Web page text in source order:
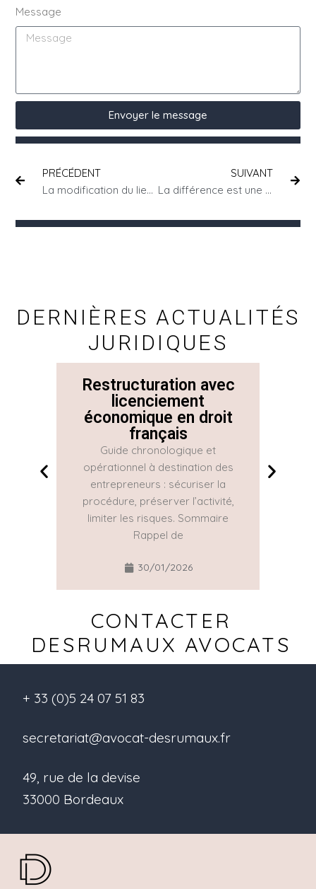
Message
Envoyer le message
PRÉCÉDENT
La modification du lieu de travail des salariés sous SYNTEC
SUIVANT
La différence est une richesse : L’impératif d’une société inclusive
DERNIÈRES ACTUALITÉS
JURIDIQUES
Restructuration avec
licenciement
économique en droit
français
Guide chronologique et
opérationnel à destination des
entrepreneurs : sécuriser la
procédure, préserver l’activité,
limiter les risques. Sommaire
Rappel de
30/01/2026
CONTACTER
DESRUMAUX AVOCATS
+ 33 (0)5 24 07 51 83
secretariat@avocat-desrumaux.fr
49, rue de la devise
33000 Bordeaux